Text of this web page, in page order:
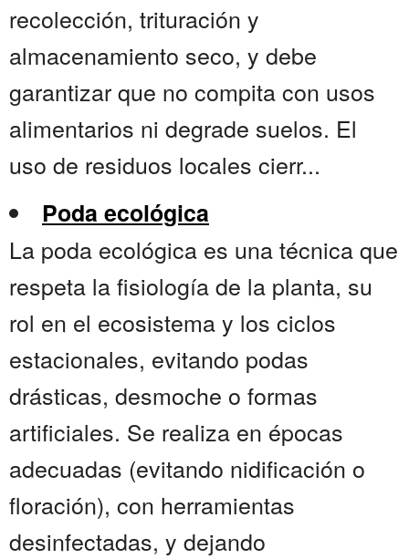
recolección, trituración y
almacenamiento seco, y debe
garantizar que no compita con usos
alimentarios ni degrade suelos. El
uso de residuos locales cierr...
Poda ecológica
La poda ecológica es una técnica que
respeta la fisiología de la planta, su
rol en el ecosistema y los ciclos
estacionales, evitando podas
drásticas, desmoche o formas
artificiales. Se realiza en épocas
adecuadas (evitando nidificación o
floración), con herramientas
desinfectadas, y dejando